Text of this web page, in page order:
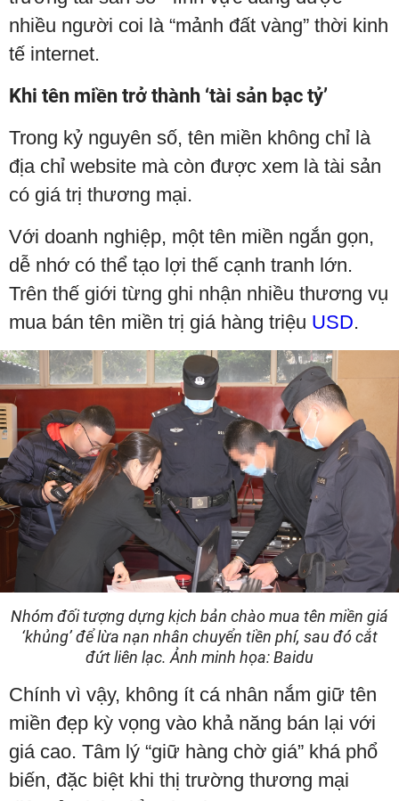
nhiều người coi là “mảnh đất vàng” thời kinh
tế internet.
Khi tên miền trở thành ‘tài sản bạc tỷ’
Trong kỷ nguyên số, tên miền không chỉ là
địa chỉ website mà còn được xem là tài sản
có giá trị thương mại.
Với doanh nghiệp, một tên miền ngắn gọn,
dễ nhớ có thể tạo lợi thế cạnh tranh lớn.
Trên thế giới từng ghi nhận nhiều thương vụ
mua bán tên miền trị giá hàng triệu USD.
Nhóm đối tượng dựng kịch bản chào mua tên miền giá
‘khủng’ để lừa nạn nhân chuyển tiền phí, sau đó cắt
đứt liên lạc. Ảnh minh họa: Baidu
Chính vì vậy, không ít cá nhân nắm giữ tên
miền đẹp kỳ vọng vào khả năng bán lại với
giá cao. Tâm lý “giữ hàng chờ giá” khá phổ
biến, đặc biệt khi thị trường thương mại